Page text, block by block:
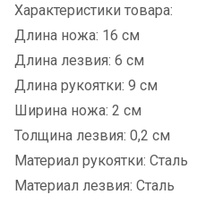
Характеристики товара:
Длина ножа: 16 см
Длина лезвия: 6 см
Длина рукоятки: 9 см
Ширина ножа: 2 см
Толщина лезвия: 0,2 см
Материал рукоятки: Сталь
Материал лезвия: Сталь